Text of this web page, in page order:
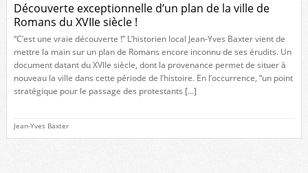
Découverte exceptionnelle d’un plan de la ville de
Romans du XVIIe siècle !
“C’est une vraie découverte !” L’historien local Jean-Yves Baxter vient de
mettre la main sur un plan de Romans encore inconnu de ses érudits. Un
document datant du XVIIe siècle, dont la provenance permet de situer à
nouveau la ville dans cette période de l’histoire. En l’occurrence, “un point
stratégique pour le passage des protestants […]
Jean-Yves Baxter